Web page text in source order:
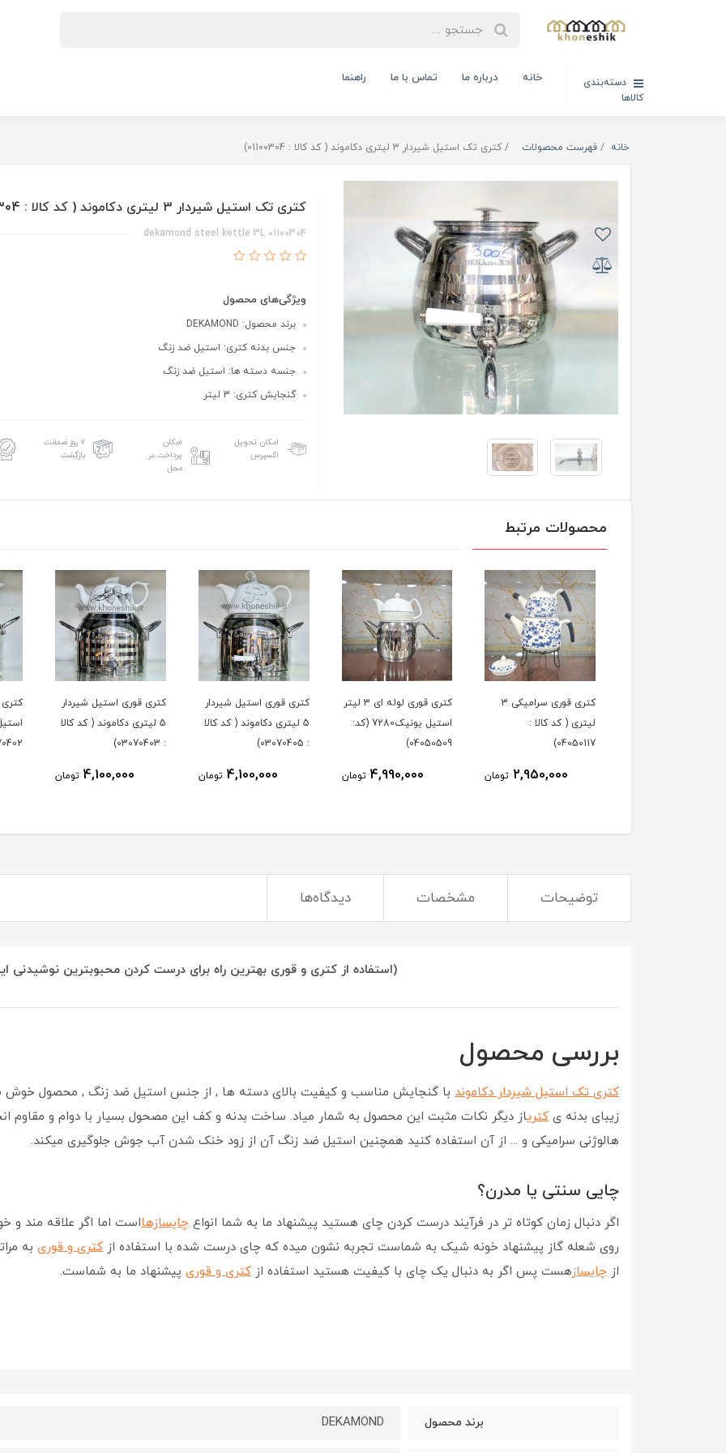
دسته‌بندی
کالاها
خانه درباره ما تماس با ما راهنما
خانه فهرست محصولات کتری تک استیل شیردار 3 لیتری دکاموند ( کد کالا : 01100304)
کتری تک استیل شیردار 3 لیتری دکاموند ( کد کالا : 01100304)
dekamond steel kettle 3L 01100304
ویژگی‌های محصول
برند محصول: DEKAMOND
جنس بدنه کتری: استیل ضد زنگ
جنسه دسته ها: استیل ضد زنگ
گنجایش کتری: 3 لیتر
امکان تحویل
اکسپرس
امکان
پرداخت در
محل
۷ روز ضمانت
بازگشت
محصولات مرتبط
کتری قوری سرامیکی 3
لیتری ( کد کالا :
04050117)
2,950,000 تومان
کتری قوری لوله ای 3 لیتر
استیل یونیک7280 (کد:
04050509)
4,990,000 تومان
کتری قوری استیل شیردار
5 لیتری دکاموند ( کد کالا
: 03070405)
4,100,000 تومان
کتری قوری استیل شیردار
5 لیتری دکاموند ( کد کالا
: 03070403)
4,100,000 تومان
توضیحات مشخصات دیدگاه‌ها
(استفاده از کتری و قوری بهترین راه برای درست کردن محبوبترین نوشیدنی
بررسی محصول
کتری تک استیل شیردار دکاموند با گنجایش مناسب و کیفیت بالای دسته ها , از جنس استیل ضد زنگ , محصول
زیبای بدنه ی کتریاز دیگر نکات مثبت این محصول به شمار میاد. ساخت بدنه و کف این مصحول بسیار با دوام و مقاوم
هالوژنی سرامیکی و ... از آن استفاده کنید همچنین استیل ضد زنگ آن از زود خنک شدن آب جوش جلوگیری میکند.
چایی سنتی یا مدرن؟
اگر دنبال زمان کوتاه تر در فرآیند درست کردن چای هستید پیشنهاد ما به شما انواع چایسازهااست اما اگر علاقه مند و
روی شعله گاز پیشنهاد خونه شیک به شماست تجربه نشون میده که چای درست شده با استفاده از کتری و قوری به
از چایسازهست پس اگر به دنبال یک چای با کیفیت هستید استفاده از کتری و قوری پیشنهاد ما به شماست.
برند محصول DEKAMOND